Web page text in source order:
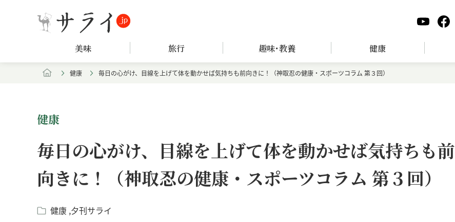
美味 旅行 趣味･教養 健康
健康 毎日の心がけ、目線を上げて体を動かせば気持ちも前向きに！（神取忍の健康・スポーツコラム 第３回）
健康
毎日の心がけ、目線を上げて体を動かせば気持ちも前
向きに！（神取忍の健康・スポーツコラム 第３回）
健康 夕刊サライ